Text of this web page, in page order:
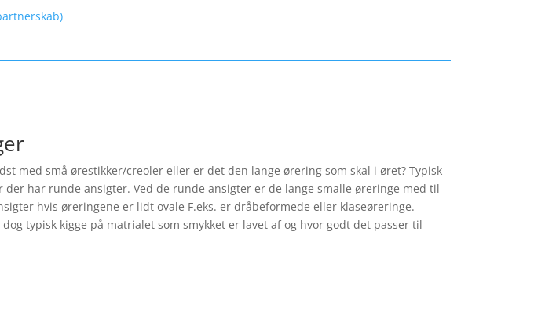
med små ørestikker/creoler eller er det den lange ørering som skal i øret? Typisk
har runde ansigter. Ved de runde ansigter er de lange smalle øreringe med til
hvis øreringene er lidt ovale F.eks. er dråbeformede eller klaseøreringe.
typisk kigge på matrialet som smykket er lavet af og hvor godt det passer til